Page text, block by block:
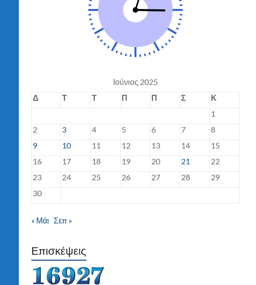
Ιούνιος 2025
Δ
Τ Τ Π Π Σ
Κ
1
2
3 4 5 6 7
8
9
10 11 12 13 14
15
16
17 18 19 20 21
22
23
24 25 26 27 28
29
30
« Μάι Σεπ »
Επισκέψεις